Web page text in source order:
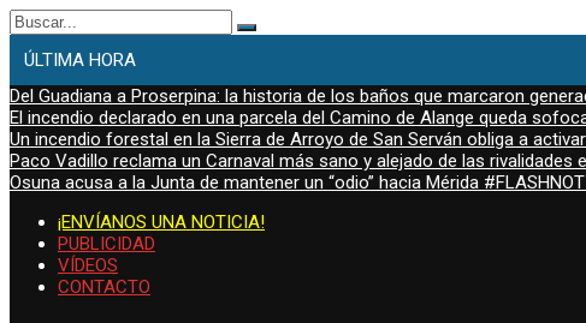
Buscar:
ÚLTIMA HORA
Del Guadiana a Proserpina: la historia de los baños que marcaron
El incendio declarado en una parcela del Camino de Alange queda
Un incendio forestal en la Sierra de Arroyo de San Serván obliga a
Paco Vadillo reclama un Carnaval más sano y alejado de las rivalidades
Osuna acusa a la Junta de mantener un “odio” hacia Mérida
¡ENVÍANOS UNA NOTICIA!
PUBLICIDAD
VÍDEOS
CONTACTO